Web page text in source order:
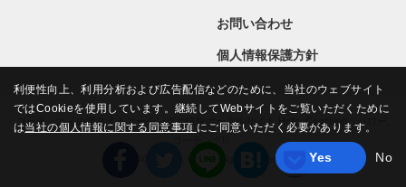
お問い合わせ
個人情報保護方針
コーチ・エィの運営するコーチングの情報ポータルサイト Hello, Coaching（ハロー,
コーチング!）
COACH A Co., Ltd. All Rights Reserved.
利便性向上、利用分析および広告配信などのために、当社のウェブサイト
ではCookieを使用しています。継続してWebサイトをご覧いただくために
は当社の個人情報に関する同意事項 にご同意いただく必要があります。
Yes No